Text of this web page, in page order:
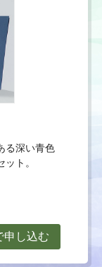
る深い青色
ト。
申し込む